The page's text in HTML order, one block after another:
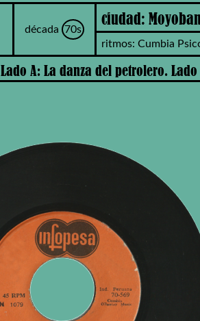
década 70s
ciudad:
ritmos: Cumbia
Lado A: La danza del petrolero. Lado